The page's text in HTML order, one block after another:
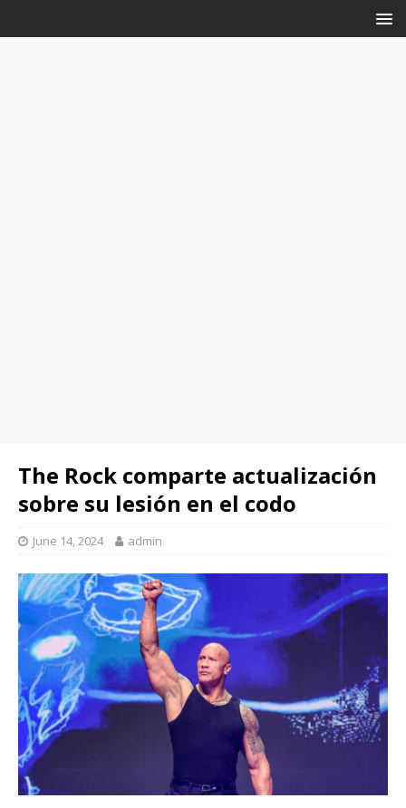
The Rock comparte actualización
sobre su lesión en el codo
June 14, 2024 admin